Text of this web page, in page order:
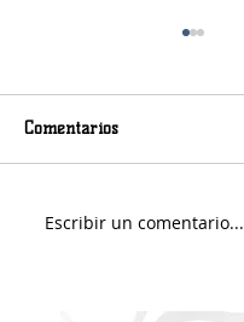
Comentarios
Escribir un comentario...